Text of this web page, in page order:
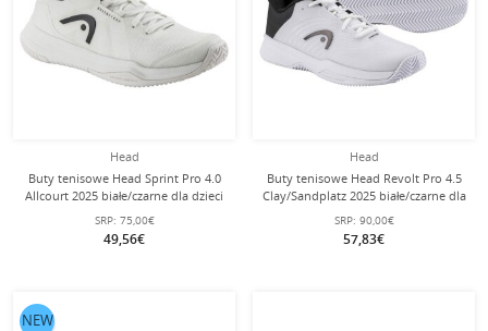
Head
Buty tenisowe Head Sprint Pro 4.0
Allcourt 2025 białe/czarne dla dzieci
SRP: 75,00€
49,56€
Head
Buty tenisowe Head Revolt Pro 4.5
Clay/Sandplatz 2025 białe/czarne dla
dzieci
SRP: 90,00€
57,83€
NEW